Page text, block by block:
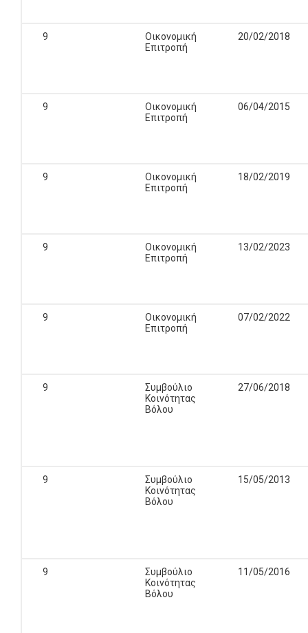
9
Οικονομική
Επιτροπή
20/02/2018
9
Οικονομική
Επιτροπή
06/04/2015
9
Οικονομική
Επιτροπή
18/02/2019
9
Οικονομική
Επιτροπή
13/02/2023
9
Οικονομική
Επιτροπή
07/02/2022
9
Συμβούλιο
Κοινότητας
Βόλου
27/06/2018
9
Συμβούλιο
Κοινότητας
Βόλου
15/05/2013
9
Συμβούλιο
Κοινότητας
Βόλου
11/05/2016